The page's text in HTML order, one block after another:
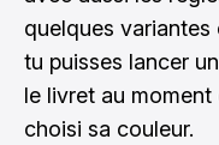
quelques variantes
tu puisses lancer
le livret au
choisi sa couleur.